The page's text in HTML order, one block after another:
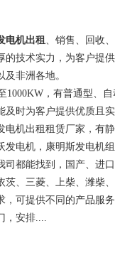
电机出租、销售、回收
的技术实力，为客户提
及非洲各地。
1000KW，有普通型、
时为客户提供优质且
电机出租租赁厂家，有
发电机，康明斯发电机
司都能找到，国产、进
茨、三菱、上柴、潍柴
，可提供不同的产品服
，安排....